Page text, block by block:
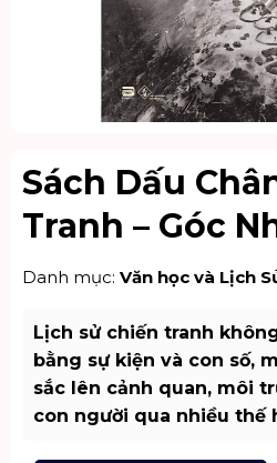
Sách Dấu
Tranh – Góc
Lịch Sử Việt
Danh mục: Văn học và Lịch
Lịch sử chiến tranh
bằng sự kiện và con số,
sắc lên cảnh quan, môi
con người qua nhiều thế